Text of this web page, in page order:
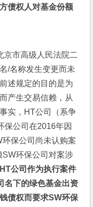
债权人对基金份额
京市高级人民法院二
/名称发生变更而未
述规定的目的是为
产生交易信赖，从
实，HT公司（系争
保公司在2016年因
环保公司尚未认购案
环保公司对案涉
HT公司作为执行案件
名下的绿色基金出资
债权而要求SW环保